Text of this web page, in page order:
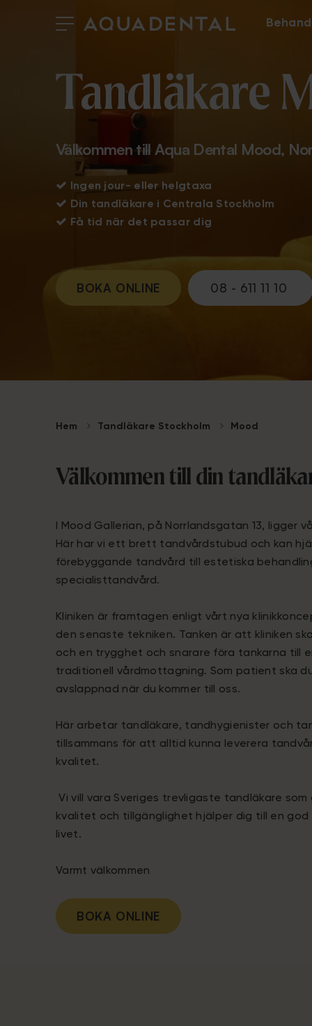
Tandläkare
Välkommen till Aqua Dental Mood,
 Ingen jour- eller helgtaxa
 Din tandläkare i Centrala Stockholm
 Få tid när det passar dig
BOKA ONLINE 08 - 611 11 10
Hem Tandläkare Stockholm Mood
Välkommen till din
I Mood Gallerian, på Norrlandsgatan 13, ligger
Här har vi ett brett tandvårdstubud och kan
förebyggande tandvård till estetiska
specialisttandvård.
Kliniken är framtagen enligt vårt nya
den senaste tekniken. Tanken är att kliniken
och en trygghet och snarare föra tankarna till
traditionell vårdmottagning. Som patient ska
avslappnad när du kommer till oss.
Här arbetar tandläkare, tandhygienister och
tillsammans för att alltid kunna leverera
kvalitet.
Vi vill vara Sveriges trevligaste tandläkare som
kvalitet och tillgänglighet hjälper dig till en god
livet.
Varmt välkommen
BOKA ONLINE